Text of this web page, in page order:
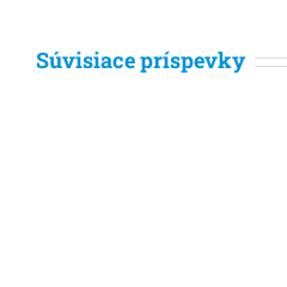
Súvisiace príspevky